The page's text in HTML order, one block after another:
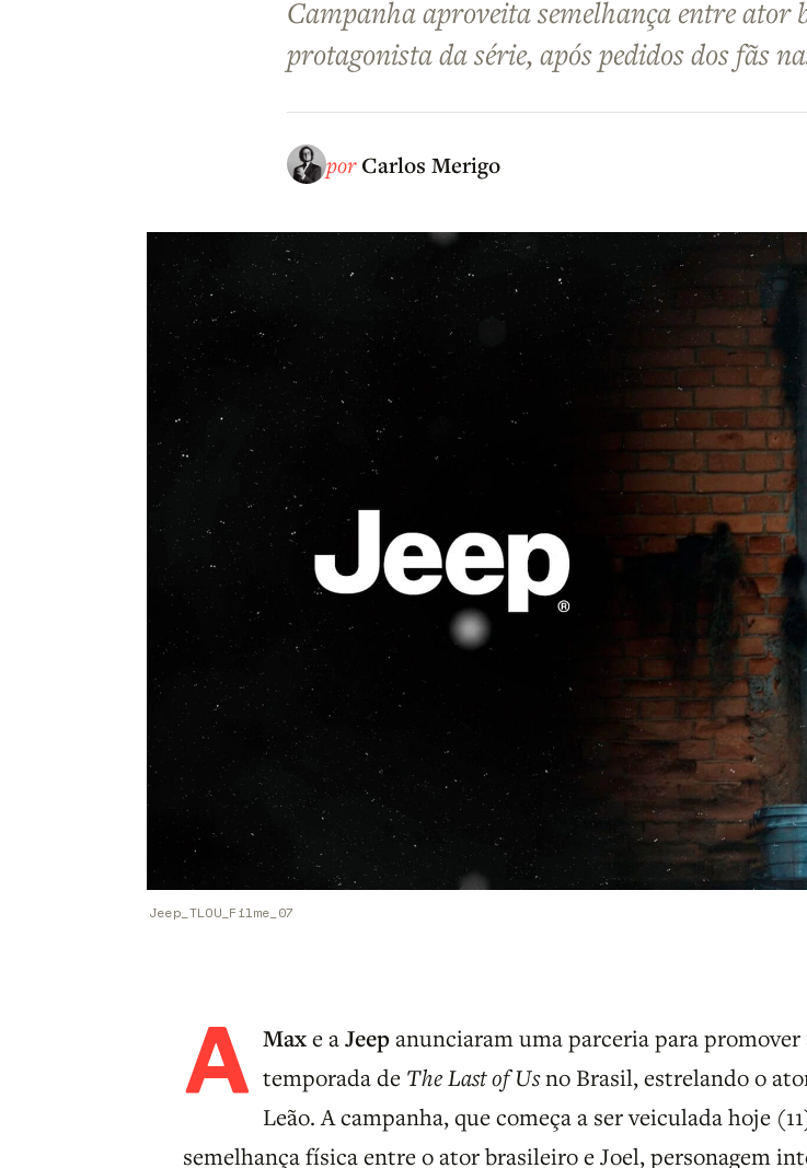
Campanha aproveita semelhança entre ator
protagonista da série, após pedidos dos fãs
por Carlos Merigo
Jeep_TLOU_Filme_07
A Maxe aJeepanunciaram uma parceria para promover
temporada de The Last of Usno Brasil, estrelando o
Leão. A campanha, que começa a ser veiculada hoje
semelhança física entre o ator brasileiro e Joel, personagem